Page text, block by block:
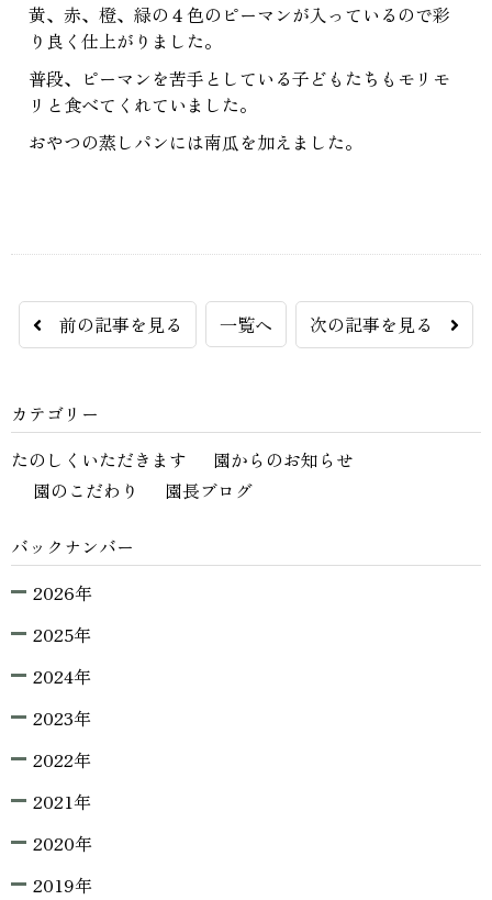
黄、赤、橙、緑の４色のピーマンが入っているので彩
り良く仕上がりました。
普段、ピーマンを苦手としている子どもたちもモリモ
リと食べてくれていました。
おやつの蒸しパンには南瓜を加えました。
前の記事を見る 一覧へ 次の記事を見る
カテゴリー
たのしくいただきます
園からのお知らせ
園のこだわり
園長ブログ
バックナンバー
2026年
2025年
2024年
2023年
2022年
2021年
2020年
2019年